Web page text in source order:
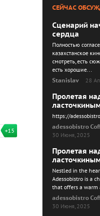
+15
СЕЙЧАС
Сценарий
сердца
Полностью
казахстанское
смотреть, есть
есть хорошие...
Stanislav
28
Пролетая
https://
adessobistro
30 Июня, 2025
Пролетая
Nestled in the
Adessobistro is a
that offers a
adessobistro
30 Июня, 2025